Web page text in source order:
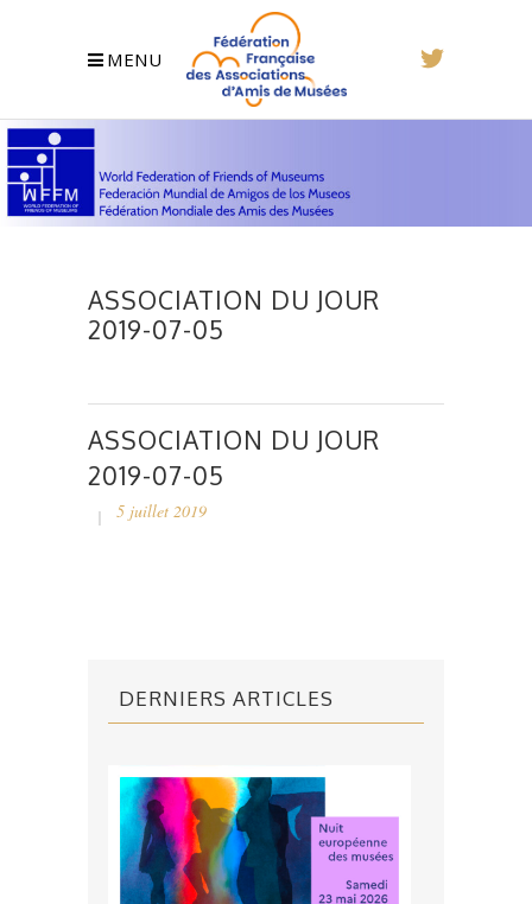
MENU
ASSOCIATION DU JOUR
2019-07-05
ASSOCIATION DU JOUR
2019-07-05
5 juillet 2019
DERNIERS ARTICLES